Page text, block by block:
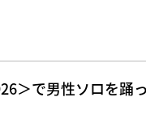
＞で男性ソロを踊っ